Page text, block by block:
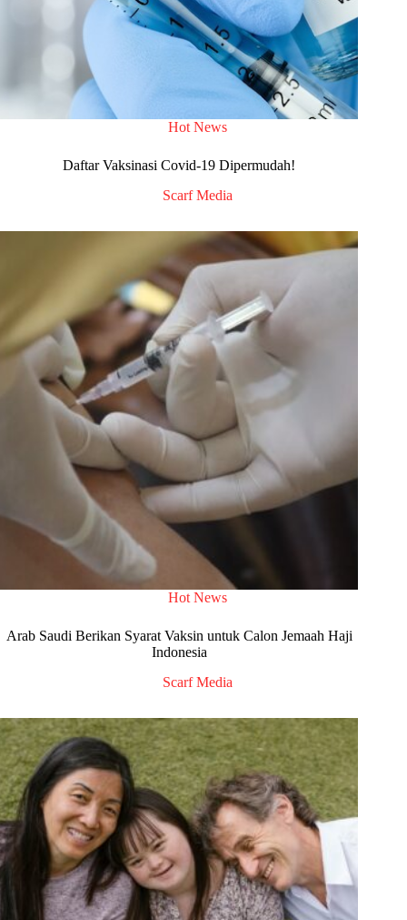
Hot News
Daftar Vaksinasi Covid-19 Dipermudah!
Scarf Media
Hot News
Arab Saudi Berikan Syarat Vaksin untuk Calon Jemaah Haji
Indonesia
Scarf Media